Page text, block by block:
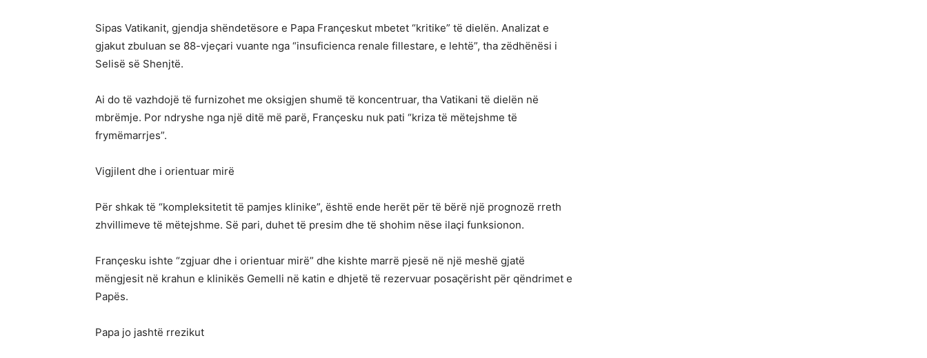
Sipas Vatikanit, gjendja shëndetësore e Papa Françeskut mbetet “kritike” të dielën. Analizat e
gjakut zbuluan se 88-vjeçari vuante nga “insuficienca renale fillestare, e lehtë”, tha zëdhënësi i
Selisë së Shenjtë.
Ai do të vazhdojë të furnizohet me oksigjen shumë të koncentruar, tha Vatikani të dielën në
mbrëmje. Por ndryshe nga një ditë më parë, Françesku nuk pati “kriza të mëtejshme të
frymëmarrjes”.
Vigjilent dhe i orientuar mirë
Për shkak të “kompleksitetit të pamjes klinike”, është ende herët për të bërë një prognozë rreth
zhvillimeve të mëtejshme. Së pari, duhet të presim dhe të shohim nëse ilaçi funksionon.
Françesku ishte “zgjuar dhe i orientuar mirë” dhe kishte marrë pjesë në një meshë gjatë
mëngjesit në krahun e klinikës Gemelli në katin e dhjetë të rezervuar posaçërisht për qëndrimet e
Papës.
Papa jo jashtë rrezikut